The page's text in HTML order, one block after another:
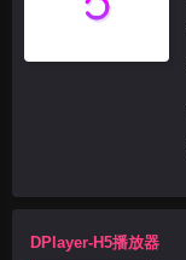
DPlayer-H5播放器